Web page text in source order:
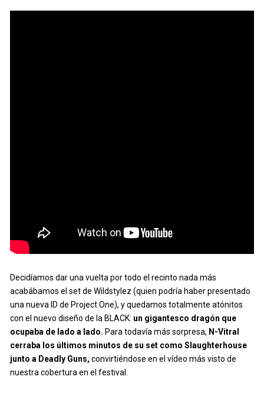
Decidíamos dar una vuelta por todo el recinto nada más
acabábamos el set de Wildstylez (quien podría haber presentado
una nueva ID de Project One), y quedamos totalmente atónitos
con el nuevo diseño de la BLACK: un gigantesco dragón que
ocupaba de lado a lado. Para todavía más sorpresa, N-Vitral
cerraba los últimos minutos de su set como Slaughterhouse
junto a Deadly Guns, convirtiéndose en el vídeo más visto de
nuestra cobertura en el festival.